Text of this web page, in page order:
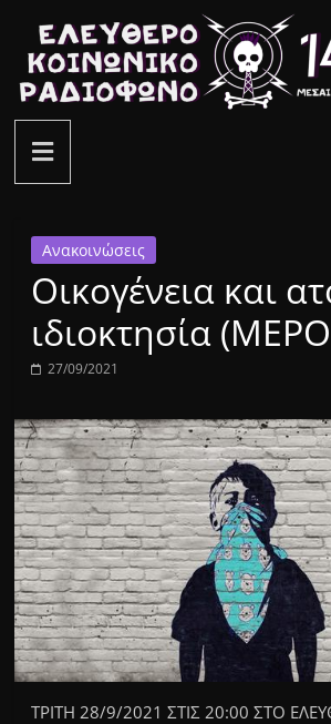
περιεχόμενο
ελεύθερο
κοινωνικό
ραδιόφωνο
1431AM
Ανακοινώσεις
Οικογένεια και
ιδιοκτησία
27/09/2021
ΤΡΙΤΗ 28/9/2021 ΣΤΙΣ 20:00 ΣΤΟ